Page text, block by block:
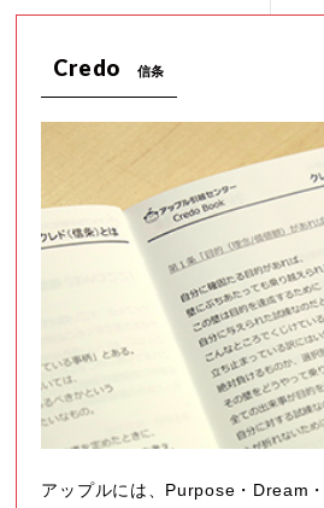
Credo 信条
アップルには、Purpose・Dream